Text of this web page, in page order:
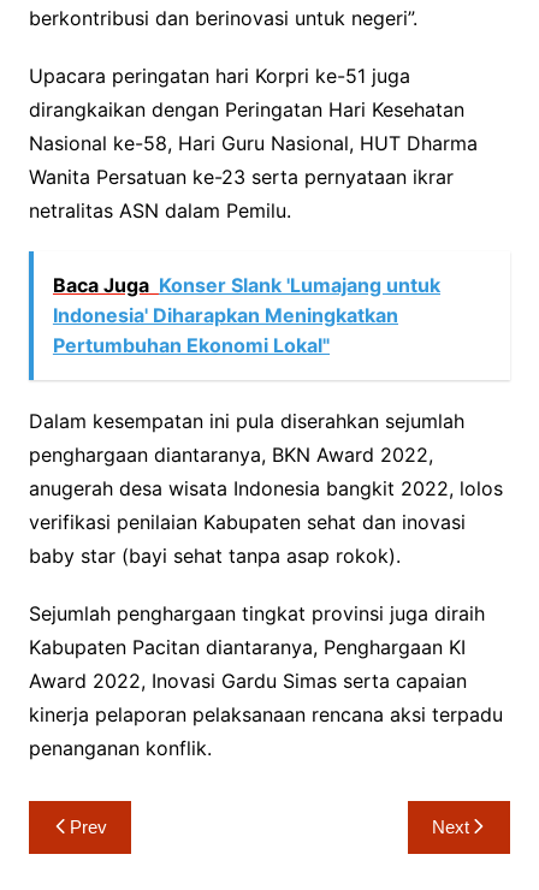
berkontribusi dan berinovasi untuk negeri”.
Upacara peringatan hari Korpri ke-51 juga
dirangkaikan dengan Peringatan Hari Kesehatan
Nasional ke-58, Hari Guru Nasional, HUT Dharma
Wanita Persatuan ke-23 serta pernyataan ikrar
netralitas ASN dalam Pemilu.
Baca Juga Konser Slank 'Lumajang untuk
Indonesia' Diharapkan Meningkatkan
Pertumbuhan Ekonomi Lokal"
Dalam kesempatan ini pula diserahkan sejumlah
penghargaan diantaranya, BKN Award 2022,
anugerah desa wisata Indonesia bangkit 2022, lolos
verifikasi penilaian Kabupaten sehat dan inovasi
baby star (bayi sehat tanpa asap rokok).
Sejumlah penghargaan tingkat provinsi juga diraih
Kabupaten Pacitan diantaranya, Penghargaan KI
Award 2022, Inovasi Gardu Simas serta capaian
kinerja pelaporan pelaksanaan rencana aksi terpadu
penanganan konflik.
Navigasi
pos
Prev Next